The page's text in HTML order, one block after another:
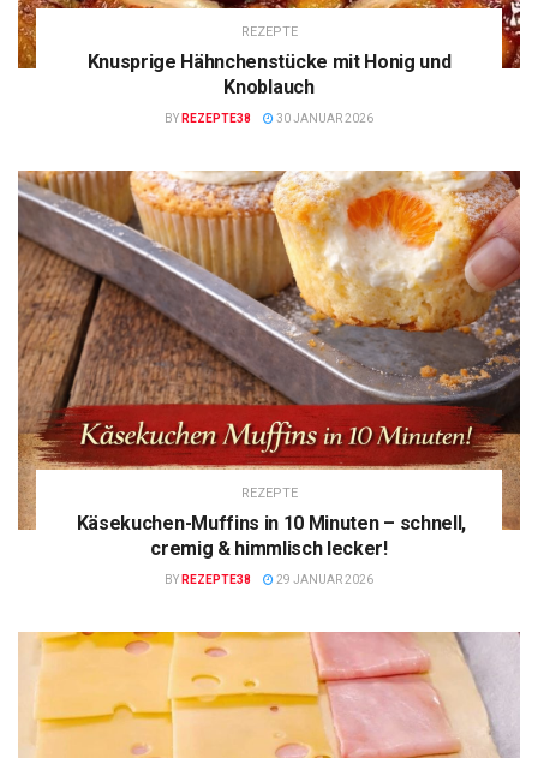
REZEPTE
Knusprige Hähnchenstücke mit Honig und
Knoblauch
BY REZEPTE38 30 JANUAR 2026
REZEPTE
Käsekuchen-Muffins in 10 Minuten – schnell,
cremig & himmlisch lecker!
BY REZEPTE38 29 JANUAR 2026